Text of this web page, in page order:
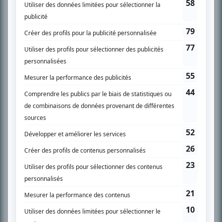
l’actualité télévisuelle au 98,5.
En savoir plus »
SUR LE RÉSEAU BIZZ MÉDIA
PLAN DU SITE
Accueil
Liste des oeuvres
Liste des comédiens
Recherche avancée
À propos
Nous contacter